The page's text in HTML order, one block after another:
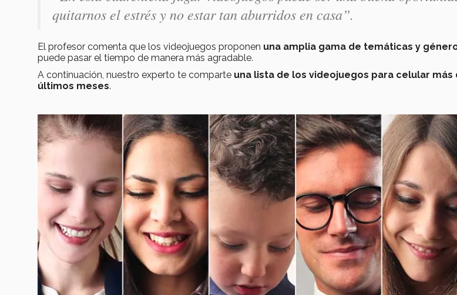
quitarnos el estrés y no estar tan aburridos en casa”.
El profesor comenta que los videojuegos proponen una amplia gama de temáticas y
puede pasar el tiempo de manera más agradable.
A continuación, nuestro experto te comparte una lista de los videojuegos para celular
últimos meses.